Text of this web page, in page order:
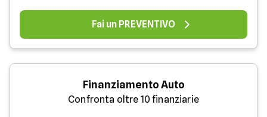
Fai un PREVENTIVO
Finanziamento Auto
Confronta oltre 10 finanziarie